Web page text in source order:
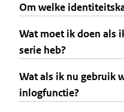
Om welke
Wat moet ik doen als
serie heb?
Wat als ik nu gebruik
inlogfunctie?